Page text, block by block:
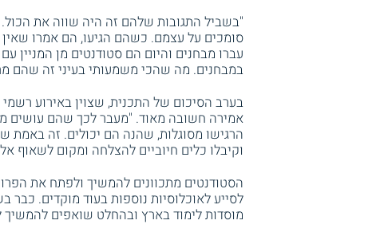
"בשביל התגובות שלהם זה היה שווה את
סומכים על עצמם. כשהם הגיעו, הם אמרו שאין
במבחנים. מה שהכי משמעותי בעיני זה שהם
בערב הסיכום של התכנית, שצוין באירוע
אמירה חשובה מאוד. "מעבר לכך שהם עושים
הרגישו מסוגלות, שהנה הם יכולים. זה
וקיבלו כלים חיוביים להצלחה ומקום לשאוף
הסטודנטים מתכוונים להמשיך ולפתח את
לסייע לאוכלוסיות נוספות בעוד מוקדים.
מוסדות לימוד בארץ ובהחלט שואפים להמשיך